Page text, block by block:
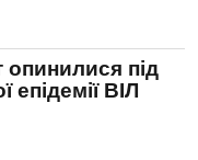
опинилися під
епідемії ВІЛ